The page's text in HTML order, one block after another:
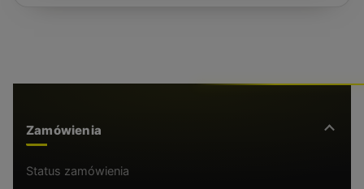
Zamówienia
Status zamówienia